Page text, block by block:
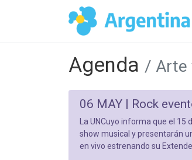
Agenda / Arte
06 MAY | Rock
La UNCuyo informa que el 15
show musical y presentarán
en vivo estrenando su